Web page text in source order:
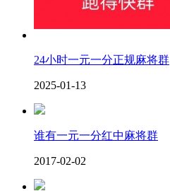
24小时一元一分正规麻将群
2025-01-13
谁有一元一分红中麻将群
2017-02-02